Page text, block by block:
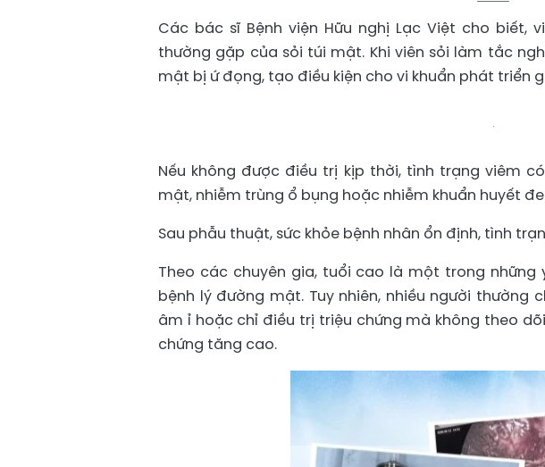
Các bác sĩ Bệnh viện Hữu nghị Lạc Việt cho
thường gặp của sỏi túi mật. Khi viên sỏi làm tắc
mật bị ứ đọng, tạo điều kiện cho vi khuẩn phát triển
Nếu không được điều trị kịp thời, tình trạng viêm
mật, nhiễm trùng ổ bụng hoặc nhiễm khuẩn huyết
Sau phẫu thuật, sức khỏe bệnh nhân ổn định, tình
Theo các chuyên gia, tuổi cao là một trong
bệnh lý đường mật. Tuy nhiên, nhiều người thường
âm ỉ hoặc chỉ điều trị triệu chứng mà không theo
chứng tăng cao.